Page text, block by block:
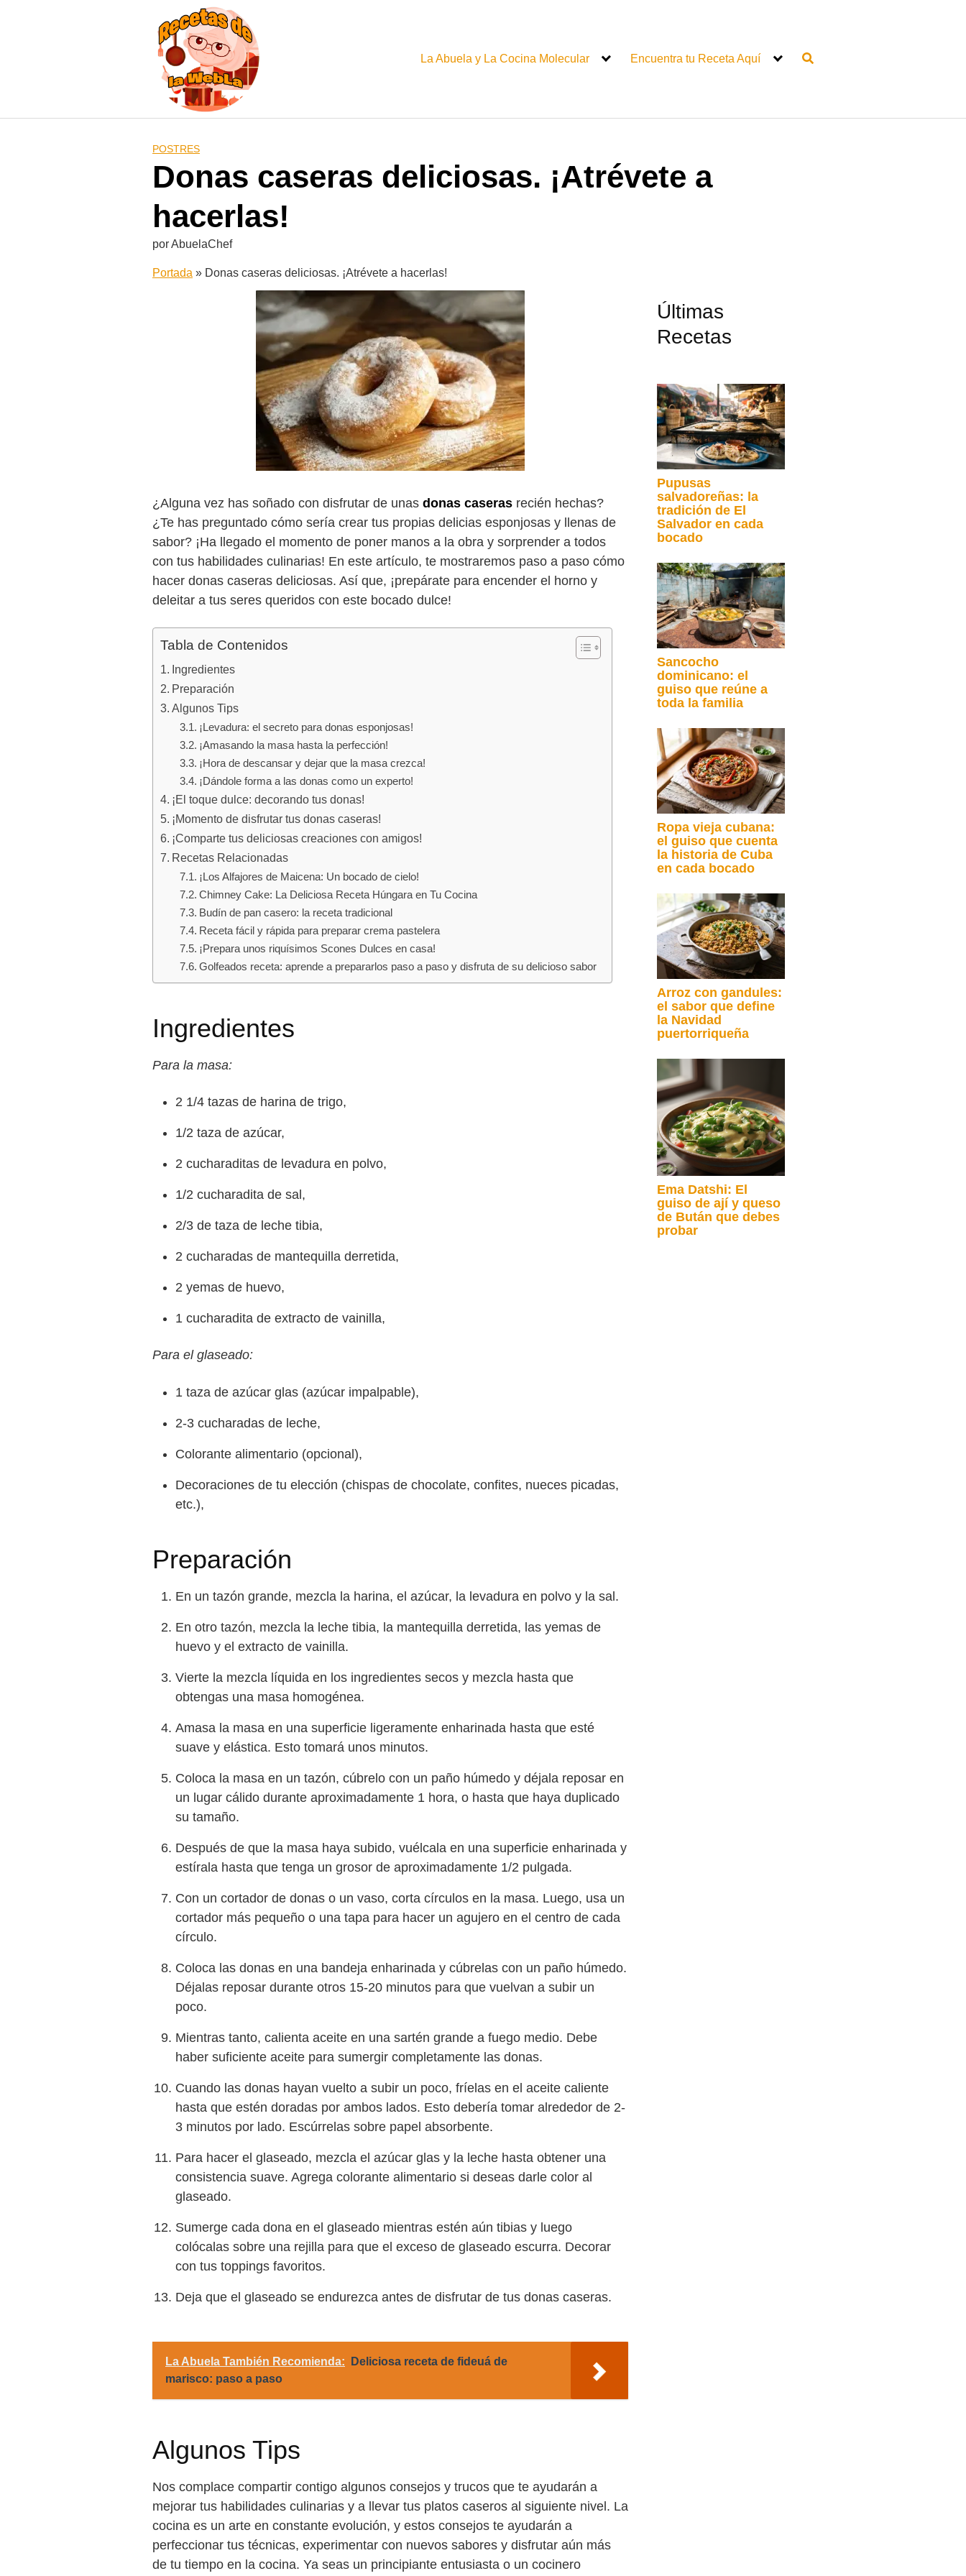
La Abuela y La Cocina Molecular
Encuentra tu Receta Aquí
POSTRES
Donas caseras deliciosas. ¡Atrévete a
hacerlas!
porAbuelaChef
Portada » Donas caseras deliciosas. ¡Atrévete a hacerlas!
¿Alguna vez has soñado con disfrutar de unas donas caseras recién hechas?
¿Te has preguntado cómo sería crear tus propias delicias esponjosas y llenas de
sabor? ¡Ha llegado el momento de poner manos a la obra y sorprender a todos
con tus habilidades culinarias! En este artículo, te mostraremos paso a paso cómo
hacer donas caseras deliciosas. Así que, ¡prepárate para encender el horno y
deleitar a tus seres queridos con este bocado dulce!
Tabla de Contenidos
Ingredientes
Preparación
Algunos Tips
¡Levadura: el secreto para donas esponjosas!
¡Amasando la masa hasta la perfección!
¡Hora de descansar y dejar que la masa crezca!
¡Dándole forma a las donas como un experto!
¡El toque dulce: decorando tus donas!
¡Momento de disfrutar tus donas caseras!
¡Comparte tus deliciosas creaciones con amigos!
Recetas Relacionadas
¡Los Alfajores de Maicena: Un bocado de cielo!
Chimney Cake: La Deliciosa Receta Húngara en Tu Cocina
Budín de pan casero: la receta tradicional
Receta fácil y rápida para preparar crema pastelera
¡Prepara unos riquísimos Scones Dulces en casa!
Golfeados receta: aprende a prepararlos paso a paso y disfruta de su delicioso sabor
Ingredientes
Para la masa:
2 1/4 tazas de harina de trigo,
1/2 taza de azúcar,
2 cucharaditas de levadura en polvo,
1/2 cucharadita de sal,
2/3 de taza de leche tibia,
2 cucharadas de mantequilla derretida,
2 yemas de huevo,
1 cucharadita de extracto de vainilla,
Para el glaseado:
1 taza de azúcar glas (azúcar impalpable),
2-3 cucharadas de leche,
Colorante alimentario (opcional),
Decoraciones de tu elección (chispas de chocolate, confites, nueces picadas,
etc.),
Preparación
En un tazón grande, mezcla la harina, el azúcar, la levadura en polvo y la sal.
En otro tazón, mezcla la leche tibia, la mantequilla derretida, las yemas de
huevo y el extracto de vainilla.
Vierte la mezcla líquida en los ingredientes secos y mezcla hasta que
obtengas una masa homogénea.
Amasa la masa en una superficie ligeramente enharinada hasta que esté
suave y elástica. Esto tomará unos minutos.
Coloca la masa en un tazón, cúbrelo con un paño húmedo y déjala reposar en
un lugar cálido durante aproximadamente 1 hora, o hasta que haya duplicado
su tamaño.
Después de que la masa haya subido, vuélcala en una superficie enharinada y
estírala hasta que tenga un grosor de aproximadamente 1/2 pulgada.
Con un cortador de donas o un vaso, corta círculos en la masa. Luego, usa un
cortador más pequeño o una tapa para hacer un agujero en el centro de cada
círculo.
Coloca las donas en una bandeja enharinada y cúbrelas con un paño húmedo.
Déjalas reposar durante otros 15-20 minutos para que vuelvan a subir un
poco.
Mientras tanto, calienta aceite en una sartén grande a fuego medio. Debe
haber suficiente aceite para sumergir completamente las donas.
Cuando las donas hayan vuelto a subir un poco, fríelas en el aceite caliente
hasta que estén doradas por ambos lados. Esto debería tomar alrededor de 2-
3 minutos por lado. Escúrrelas sobre papel absorbente.
Para hacer el glaseado, mezcla el azúcar glas y la leche hasta obtener una
consistencia suave. Agrega colorante alimentario si deseas darle color al
glaseado.
Sumerge cada dona en el glaseado mientras estén aún tibias y luego
colócalas sobre una rejilla para que el exceso de glaseado escurra. Decorar
con tus toppings favoritos.
Deja que el glaseado se endurezca antes de disfrutar de tus donas caseras.
La Abuela También Recomienda:
Deliciosa receta de fideuá de
marisco: paso a paso
Algunos Tips
Nos complace compartir contigo algunos consejos y trucos que te ayudarán a
mejorar tus habilidades culinarias y a llevar tus platos caseros al siguiente nivel. La
cocina es un arte en constante evolución, y estos consejos te ayudarán a
perfeccionar tus técnicas, experimentar con nuevos sabores y disfrutar aún más
de tu tiempo en la cocina. Ya seas un principiante entusiasta o un cocinero
Últimas
Recetas
Pupusas
salvadoreñas: la
tradición de El
Salvador en cada
bocado
Sancocho
dominicano: el
guiso que reúne a
toda la familia
Ropa vieja cubana:
el guiso que cuenta
la historia de Cuba
en cada bocado
Arroz con gandules:
el sabor que define
la Navidad
puertorriqueña
Ema Datshi: El
guiso de ají y queso
de Bután que debes
probar